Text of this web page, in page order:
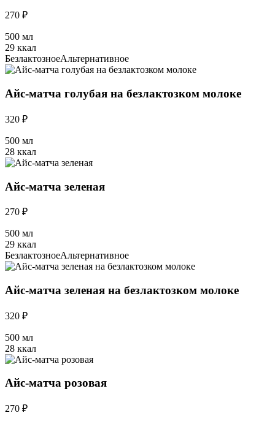
270 ₽
500 мл
29 ккал
БезлактозноеАльтернативное
Айс-матча голубая на безлактозком молоке
320 ₽
500 мл
28 ккал
Айс-матча зеленая
270 ₽
500 мл
29 ккал
БезлактозноеАльтернативное
Айс-матча зеленая на безлактозком молоке
320 ₽
500 мл
28 ккал
Айс-матча розовая
270 ₽